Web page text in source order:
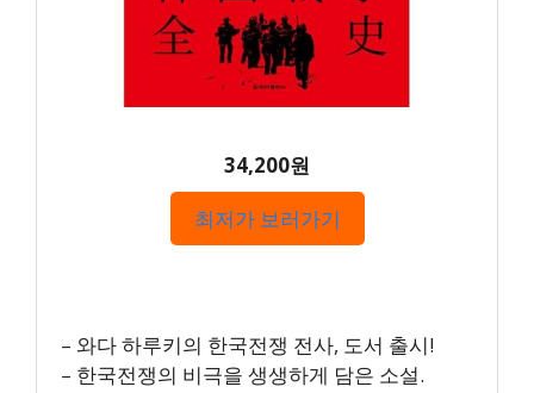
34,200원
최저가 보러가기
– 와다 하루키의 한국전쟁 전사, 도서 출시!
– 한국전쟁의 비극을 생생하게 담은 소설.